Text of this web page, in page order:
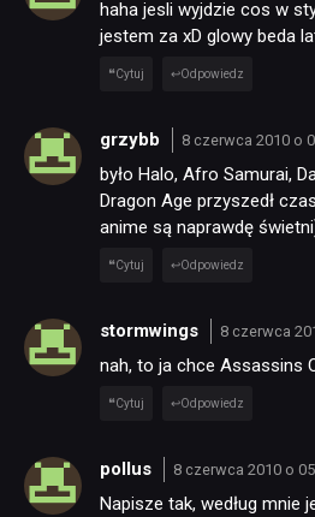
haha jesli wyjdzie cos w
jestem za xD glowy beda
Cytuj Odpowiedz
grzybb 8 czerwca 2010 o
było Halo, Afro Samurai,
Dragon Age przyszedł
anime są naprawdę
Cytuj Odpowiedz
stormwings 8 czerwca
nah, to ja chce Assassins
Cytuj Odpowiedz
pollus 8 czerwca 2010 o
Napisze tak, według mnie